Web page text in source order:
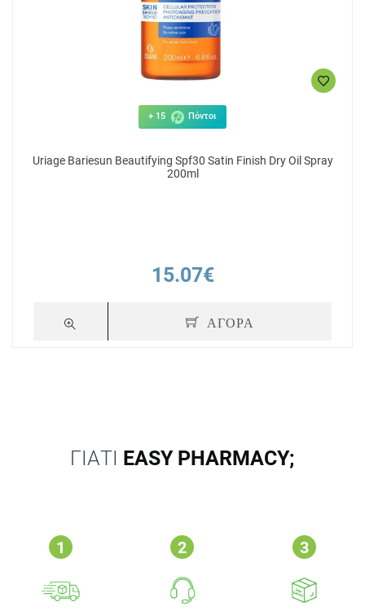
+ 15 Πόντοι
Uriage Bariesun Beautifying Spf30 Satin Finish Dry Oil Spray
200ml
15.07€
ΑΓΟΡΑ
ΓΙΑΤΙ EASY PHARMACY;